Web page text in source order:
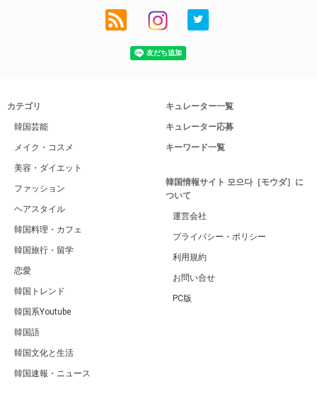
カテゴリ
韓国芸能
メイク・コスメ
美容・ダイエット
ファッション
ヘアスタイル
韓国料理・カフェ
韓国旅行・留学
恋愛
韓国トレンド
韓国系Youtube
韓国語
韓国文化と生活
韓国速報・ニュース
キュレーター一覧
キュレーター応募
キーワード一覧
韓国情報サイト 모으다［モウダ］に
ついて
運営会社
プライバシー・ポリシー
利用規約
お問い合せ
PC版